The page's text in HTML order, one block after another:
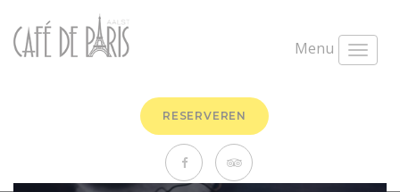
Menu
RESERVEREN